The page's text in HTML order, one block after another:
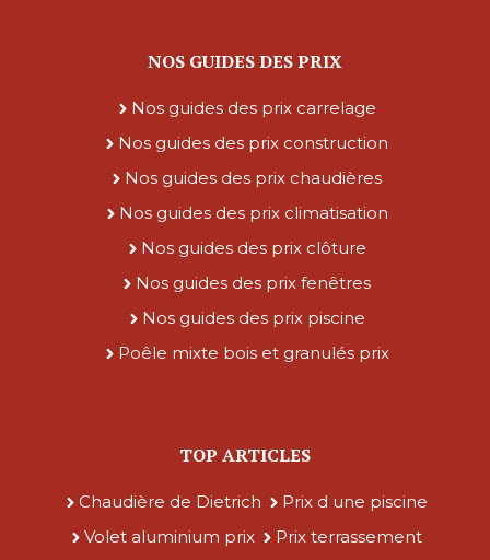
NOS GUIDES DES PRIX
Nos guides des prix carrelage
Nos guides des prix construction
Nos guides des prix chaudières
Nos guides des prix climatisation
Nos guides des prix clôture
Nos guides des prix fenêtres
Nos guides des prix piscine
Poêle mixte bois et granulés prix
TOP ARTICLES
Chaudière de Dietrich
Prix d une piscine
Volet aluminium prix
Prix terrassement